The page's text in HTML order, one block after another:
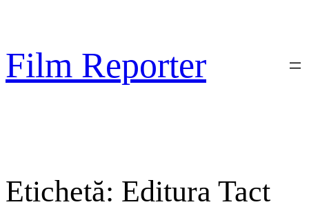
conținut
Film Reporter
Etichetă: Editura Tact